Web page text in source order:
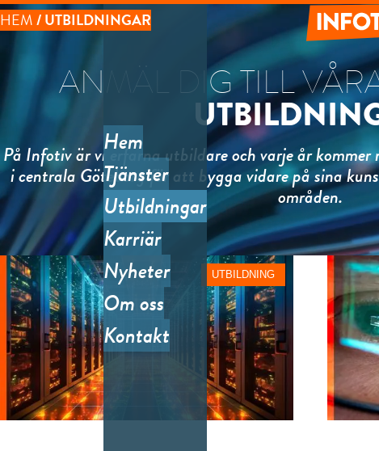
Hoppa
till
LÄNKSTIG
HEM UTBILDNINGAR
Infotiv
Huvudmeny
Hem
Tjänster
System
&
mjukvaran
Data
Utbildningar
Karriär
Nyheter
Om oss
Kontakt
ANMÄL DIG TILL
På Infotiv är vi erfarna utbildare och varje år
i centrala Göteborg för att bygga vidare på sina
områden.
UTBILDNING